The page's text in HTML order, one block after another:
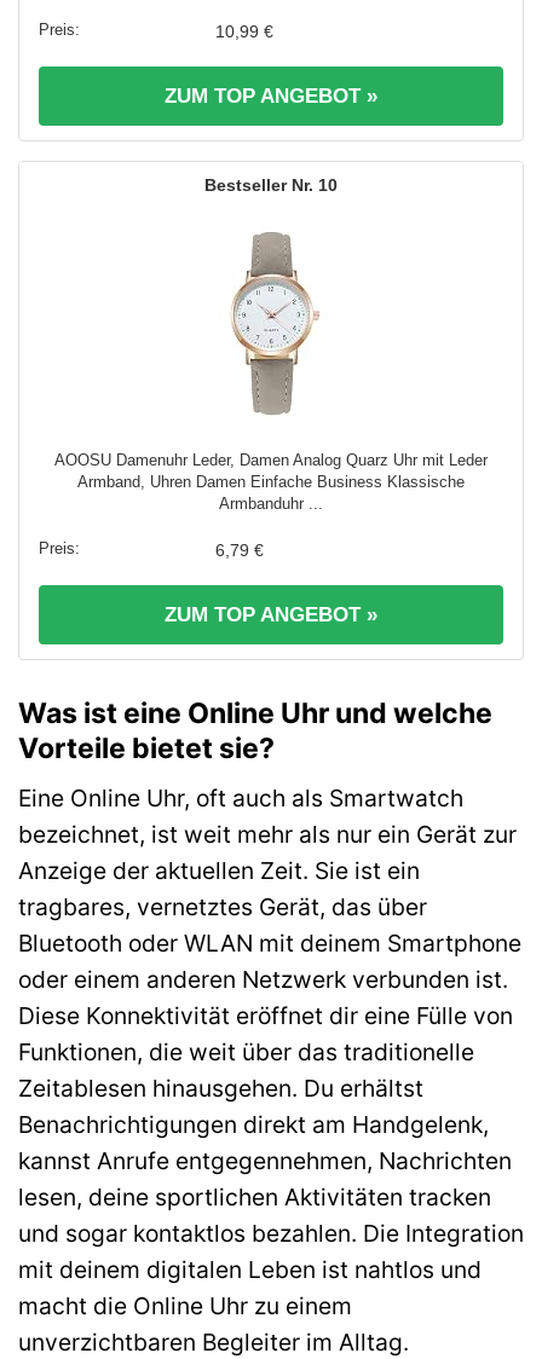
10,99 €
ZUM TOP ANGEBOT »
10
AOOSU Damenuhr Leder, Damen Analog Quarz Uhr mit Leder
Armband, Uhren Damen Einfache Business Klassische
Armbanduhr ...
6,79 €
ZUM TOP ANGEBOT »
Was ist eine Online Uhr und welche
Vorteile bietet sie?
Eine Online Uhr, oft auch als Smartwatch
bezeichnet, ist weit mehr als nur ein Gerät zur
Anzeige der aktuellen Zeit. Sie ist ein
tragbares, vernetztes Gerät, das über
Bluetooth oder WLAN mit deinem Smartphone
oder einem anderen Netzwerk verbunden ist.
Diese Konnektivität eröffnet dir eine Fülle von
Funktionen, die weit über das traditionelle
Zeitablesen hinausgehen. Du erhältst
Benachrichtigungen direkt am Handgelenk,
kannst Anrufe entgegennehmen, Nachrichten
lesen, deine sportlichen Aktivitäten tracken
und sogar kontaktlos bezahlen. Die Integration
mit deinem digitalen Leben ist nahtlos und
macht die Online Uhr zu einem
unverzichtbaren Begleiter im Alltag.